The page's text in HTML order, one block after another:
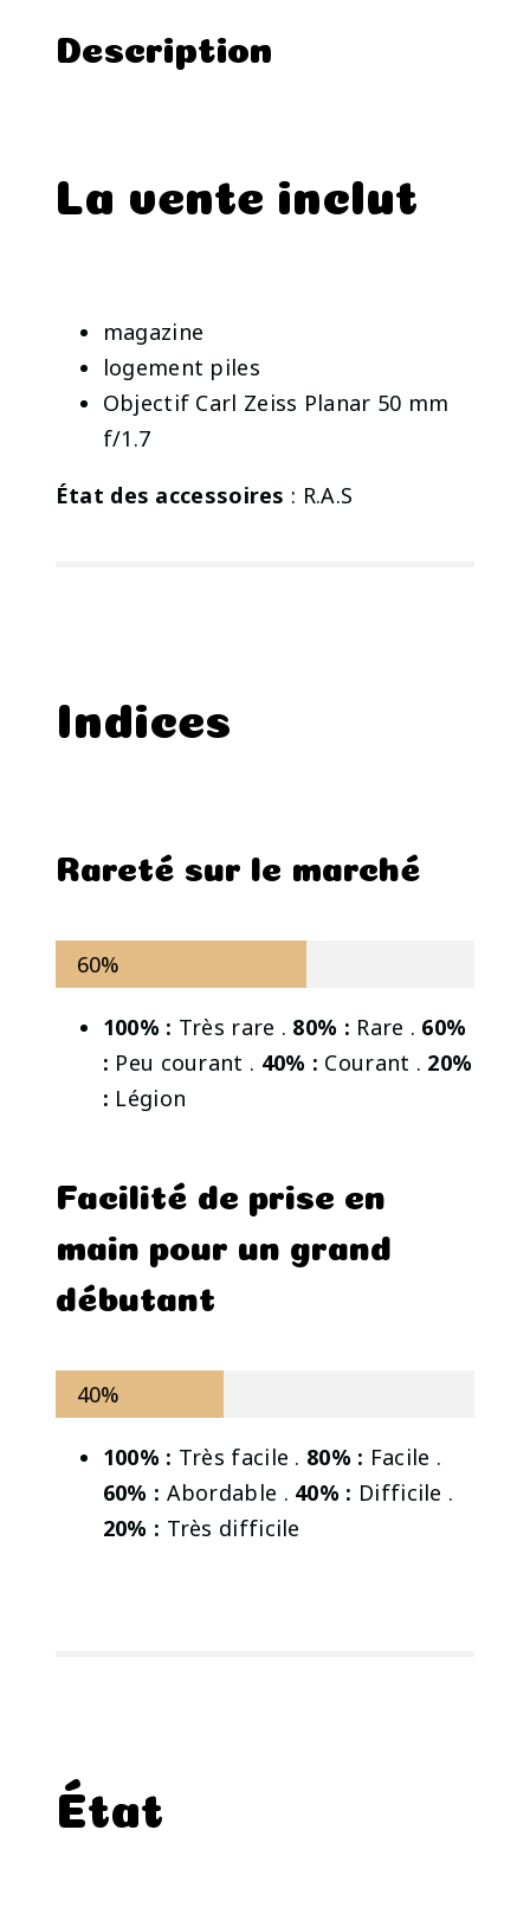
Description
La vente inclut
magazine
logement piles
Objectif Carl Zeiss Planar 50 mm
f/1.7
État des accessoires : R.A.S
Indices
Rareté sur le marché
60%
100% : Très rare . 80% : Rare . 60%
: Peu courant . 40% : Courant . 20%
: Légion
Facilité de prise en
main pour un grand
débutant
40%
100% : Très facile . 80% : Facile .
60% : Abordable . 40% : Difficile .
20% : Très difficile
État